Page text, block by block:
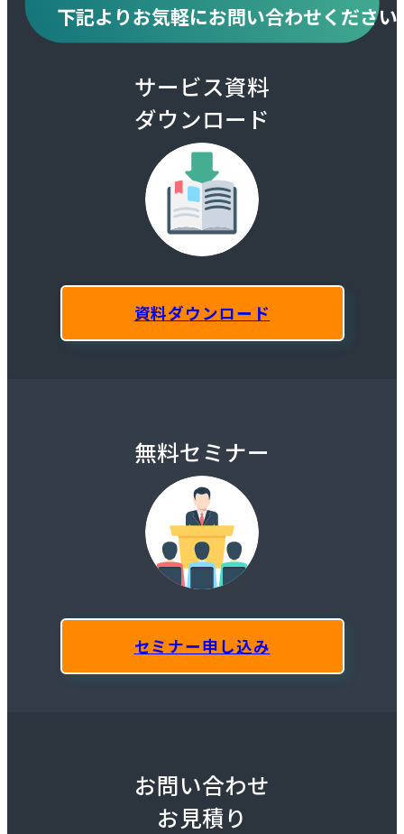
下記よりお気軽にお問い合わせください
サービス資料
ダウンロード
資料ダウンロード
無料セミナー
セミナー申し込み
お問い合わせ
お見積り